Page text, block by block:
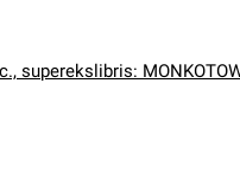
superekslibris: